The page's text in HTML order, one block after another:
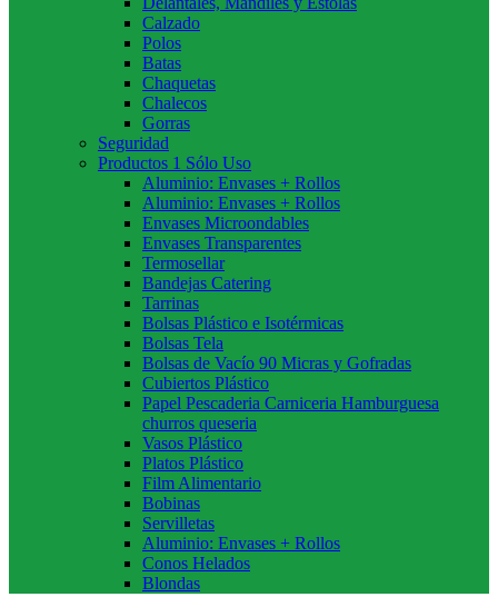
Calzado
Polos
Batas
Chaquetas
Chalecos
Gorras
Seguridad
Productos 1 Sólo Uso
Aluminio: Envases + Rollos
Aluminio: Envases + Rollos
Envases Microondables
Envases Transparentes
Termosellar
Bandejas Catering
Tarrinas
Bolsas Plástico e Isotérmicas
Bolsas Tela
Bolsas de Vacío 90 Micras y Gofradas
Cubiertos Plástico
Papel Pescaderia Carniceria Hamburguesa
churros queseria
Vasos Plástico
Platos Plástico
Film Alimentario
Bobinas
Servilletas
Aluminio: Envases + Rollos
Conos Helados
Blondas